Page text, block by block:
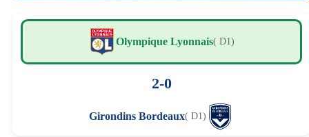
Olympique Lyonnais( D1)
2-0
Girondins Bordeaux( D1)